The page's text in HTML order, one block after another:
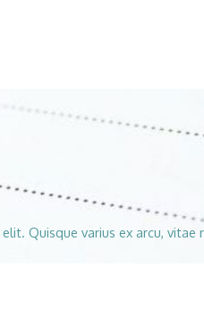
Quisque varius ex arcu, vitae